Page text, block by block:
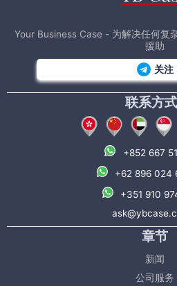
Your Business Case - 为解决任何复
援助
关注
联系方式
+852 667
+62 896 024
+351 910
章节
新闻
公司服务